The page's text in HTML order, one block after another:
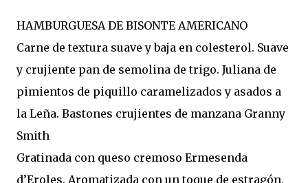
HAMBURGUESA DE BISONTE AMERICANO
Carne de textura suave y baja en colesterol. Suave
y crujiente pan de semolina de trigo. Juliana de
pimientos de piquillo caramelizados y asados a
la Leña. Bastones crujientes de manzana Granny
Smith
Gratinada con queso cremoso Ermesenda
d’Eroles. Aromatizada con un toque de estragón,